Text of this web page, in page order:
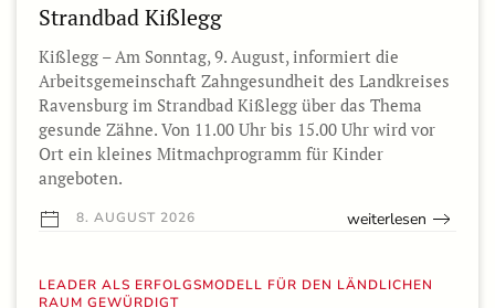
Strandbad Kißlegg
Kißlegg – Am Sonntag, 9. August, informiert die
Arbeitsgemeinschaft Zahngesundheit des Landkreises
Ravensburg im Strandbad Kißlegg über das Thema
gesunde Zähne. Von 11.00 Uhr bis 15.00 Uhr wird vor
Ort ein kleines Mitmachprogramm für Kinder
angeboten.
8. AUGUST 2026 weiterlesen
LEADER ALS ERFOLGSMODELL FÜR DEN LÄNDLICHEN
RAUM GEWÜRDIGT